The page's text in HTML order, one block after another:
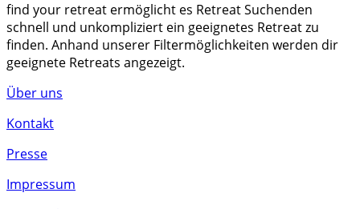
find your retreat ermöglicht es Retreat Suchenden
schnell und unkompliziert ein geeignetes Retreat zu
finden. Anhand unserer Filtermöglichkeiten werden dir
geeignete Retreats angezeigt.
Über uns
Kontakt
Presse
Impressum